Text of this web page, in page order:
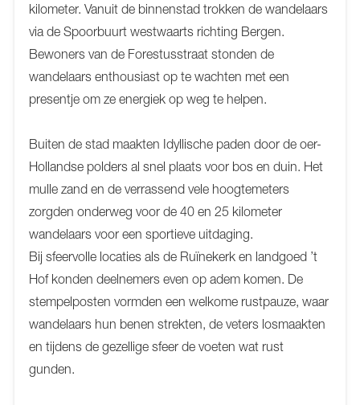
kilometer. Vanuit de binnenstad trokken de wandelaars
via de Spoorbuurt westwaarts richting Bergen.
Bewoners van de Forestusstraat stonden de
wandelaars enthousiast op te wachten met een
presentje om ze energiek op weg te helpen.
Buiten de stad maakten Idyllische paden door de oer-
Hollandse polders al snel plaats voor bos en duin. Het
mulle zand en de verrassend vele hoogtemeters
zorgden onderweg voor de 40 en 25 kilometer
wandelaars voor een sportieve uitdaging.
Bij sfeervolle locaties als de Ruïnekerk en landgoed ’t
Hof konden deelnemers even op adem komen. De
stempelposten vormden een welkome rustpauze, waar
wandelaars hun benen strekten, de veters losmaakten
en tijdens de gezellige sfeer de voeten wat rust
gunden.